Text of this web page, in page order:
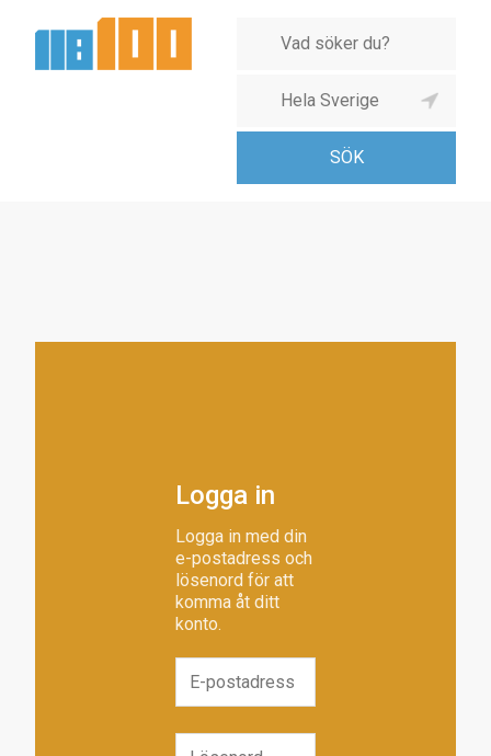
Logga in
Logga in med din
e-postadress och
lösenord för att
komma åt ditt
konto.